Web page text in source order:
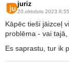
juriz
20.oktobris 2023 8:55
Kāpēc tieši jāizceļ
problēma - vai
Es saprastu, tur ik